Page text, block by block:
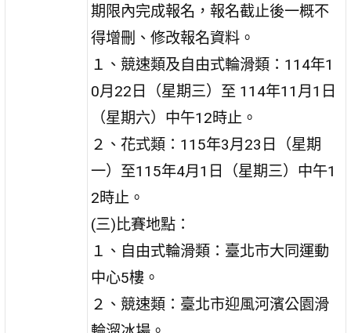
期限內完成報名，報名截止後一概不
得增刪、修改報名資料。
１、競速類及自由式輪滑類：114年1
0月22日（星期三）至 114年11月1日
（星期六）中午12時止。
２、花式類：115年3月23日（星期
一）至115年4月1日（星期三）中午1
2時止。
(三)比賽地點：
１、自由式輪滑類：臺北市大同運動
中心5樓。
２、競速類：臺北市迎風河濱公園滑